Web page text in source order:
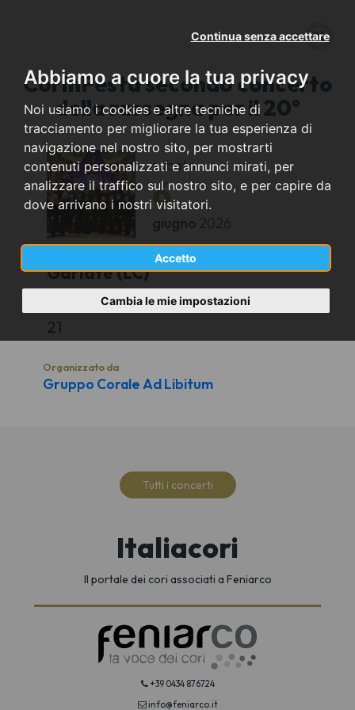
Abbiamo a cuore la tua privacy
Noi usiamo i cookies e altre tecniche di
tracciamento per migliorare la tua esperienza di
navigazione nel nostro sito, per mostrarti
contenuti personalizzati e annunci mirati, per
analizzare il traffico sul nostro sito, e per capire da
dove arrivano i nostri visitatori.
Accetto
Continua senza accettare
Cambia le mie impostazioni
CorInFesta secondo concerto
della rassegna per il 20°
sabato
6
giugno 2026
Garlate (LC)
Chiesa parrocchiale s.Stefano
21
Organizzato da
Gruppo Corale Ad Libitum
Tutti i concerti
Italiacori
Il portale dei cori associati a Feniarco
+39 0434 876724
info@feniarco.it